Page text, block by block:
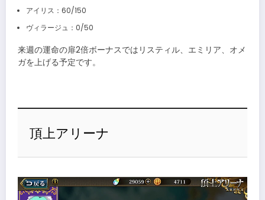
アイリス：60/150
ヴィラージュ：0/50
来週の運命の扉2倍ボーナスではリスティル、エミリア、オメ
ガを上げる予定です。
頂上アリーナ